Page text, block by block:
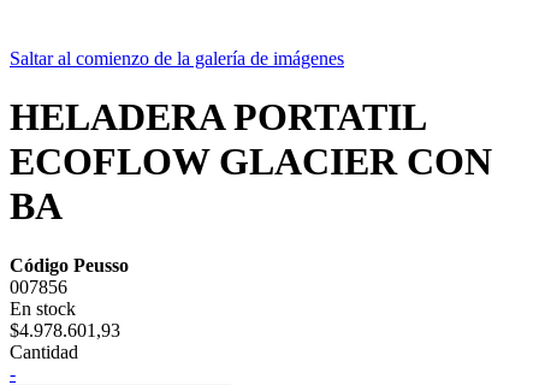
Saltar al comienzo de la galería de imágenes
HELADERA PORTATIL
ECOFLOW GLACIER CON
BA
Código Peusso
007856
En stock
$4.978.601,93
Cantidad
-